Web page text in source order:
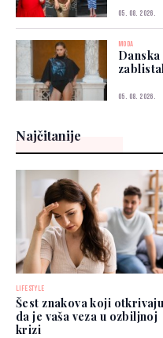
05. 08. 2026.
MODA
05. 08. 2026.
Najčitanije
LIFESTYLE
Šest znakova koji otkrivaju
da je vaša veza u ozbiljnoj
krizi